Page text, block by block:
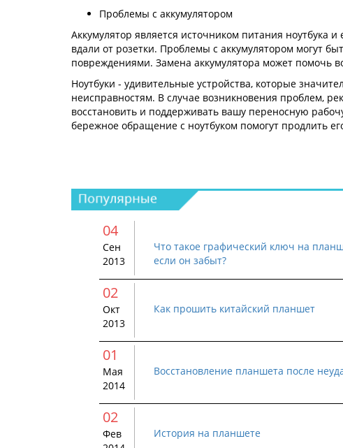
Проблемы с аккумулятором
Аккумулятор является источником питания ноутбука
вдали от розетки. Проблемы с аккумулятором могут
повреждениями. Замена аккумулятора может помочь
Ноутбуки - удивительные устройства, которые
неисправностям. В случае возникновения проблем,
восстановить и поддерживать вашу переносную
бережное обращение с ноутбуком помогут продлить
04
Сен
2013
Что такое графический ключ на
если он забыт?
02
Окт
2013
Как прошить китайский планшет
01
Мая
2014
Восстановление планшета после
02
Фев
История на планшете